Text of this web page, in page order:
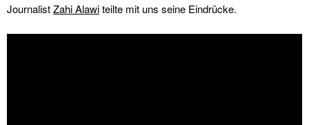
JournalistZahi Alawiteilte mit uns seine Eindrücke.